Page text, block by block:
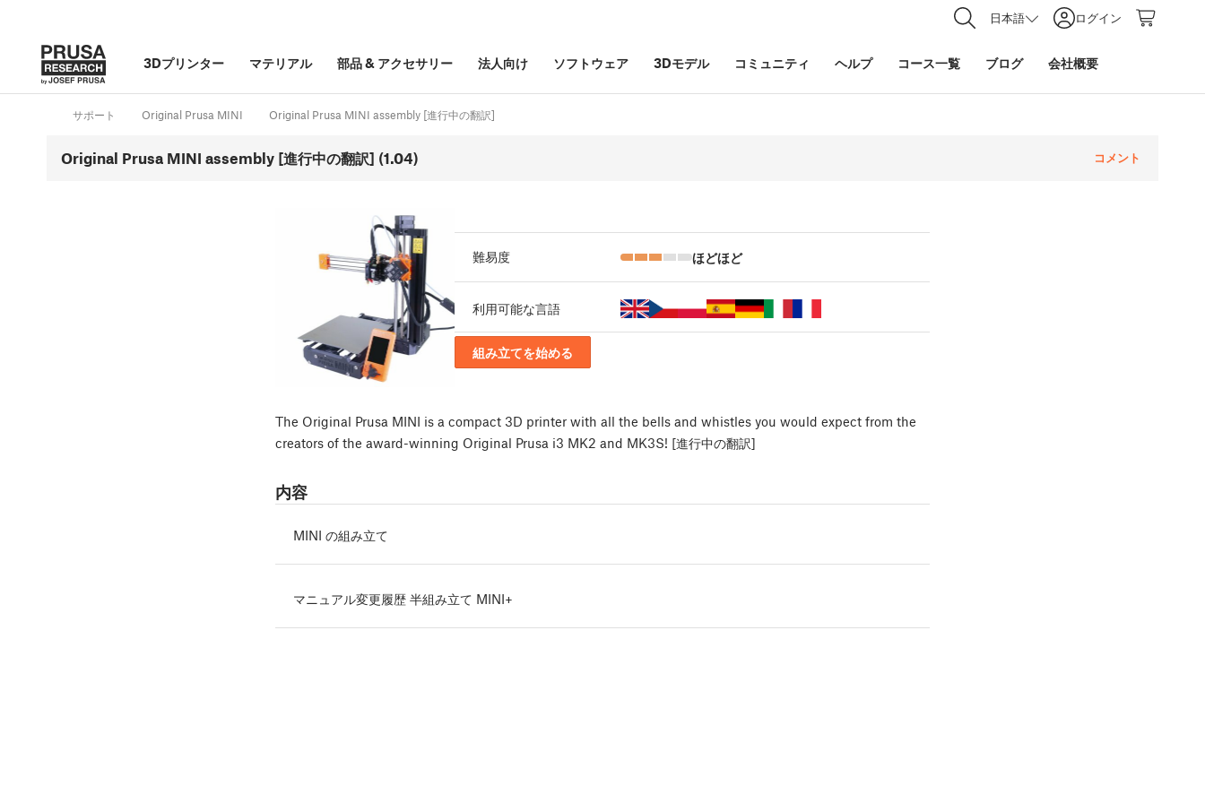
日本語 ログイン
3Dプリンター マテリアル 部品& アクセサリー 法人向け ソフトウェア 3Dモデル コミュニティ ヘルプ コース一覧 ブログ 会社概要
サポート Original Prusa MINI Original Prusa MINI assembly [進行中の翻訳]
Original Prusa MINI assembly [進行中の翻訳] (1.04) コメント
難易度 ほどほど
利用可能な言語
組み立てを始める
The Original Prusa MINI is a compact 3D printer with all the bells and whistles you would expect from the
creators of the award-winning Original Prusa i3 MK2 and MK3S! [進行中の翻訳]
内容
MINI の組み立て
マニュアル変更履歴 半組み立て MINI+